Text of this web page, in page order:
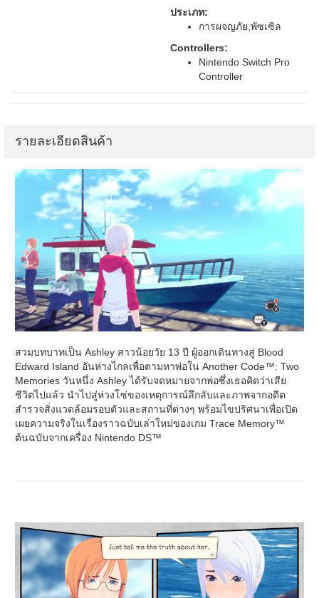
ประเภท:
การผจญภัย,พัซเซิล
Controllers:
Nintendo Switch Pro
Controller
รายละเอียดสินค้า
สวมบทบาทเป็น Ashley สาวน้อยวัย 13 ปี ผู้ออกเดินทางสู่ Blood
Edward Island อันห่างไกลเพื่อตามหาพ่อใน Another Code™: Two
Memories วันหนึ่ง Ashley ได้รับจดหมายจากพ่อซึ่งเธอคิดว่าเสีย
ชีวิตไปแล้ว นำไปสู่ห่วงโซ่ของเหตุการณ์ลึกลับและภาพจากอดีต
สำรวจสิ่งแวดล้อมรอบตัวและสถานที่ต่างๆ พร้อมไขปริศนาเพื่อเปิด
เผยความจริงในเรื่องราวฉบับเล่าใหม่ของเกม Trace Memory™
ต้นฉบับจากเครื่อง Nintendo DS™